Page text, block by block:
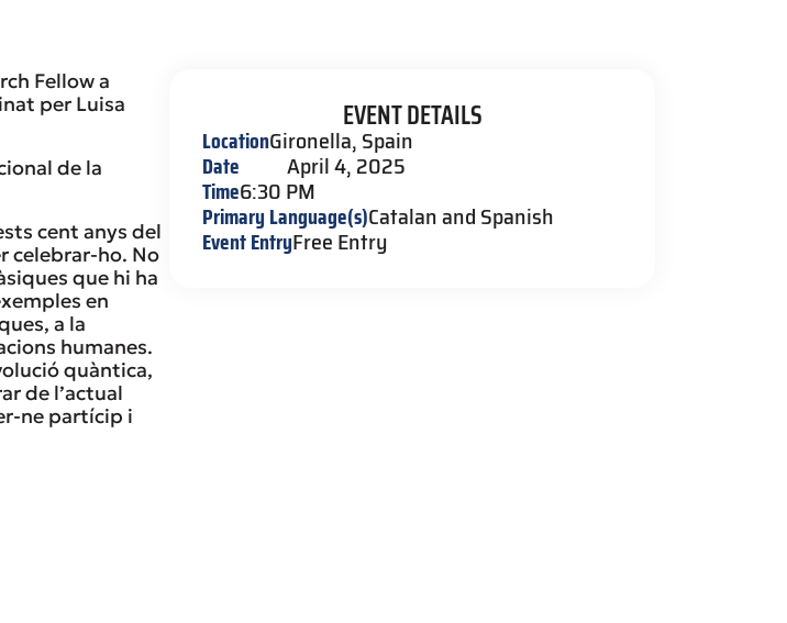
Fellow a
per Luisa
de la
cent anys del
celebrar-ho. No
que hi ha
en
a la
humanes.
quàntica,
de l’actual
ne partícip i
EVENT DETAILS
LocationGironella, Spain
Date April 4, 2025
Time6:30 PM
Primary Language(s)Catalan and Spanish
Event EntryFree Entry